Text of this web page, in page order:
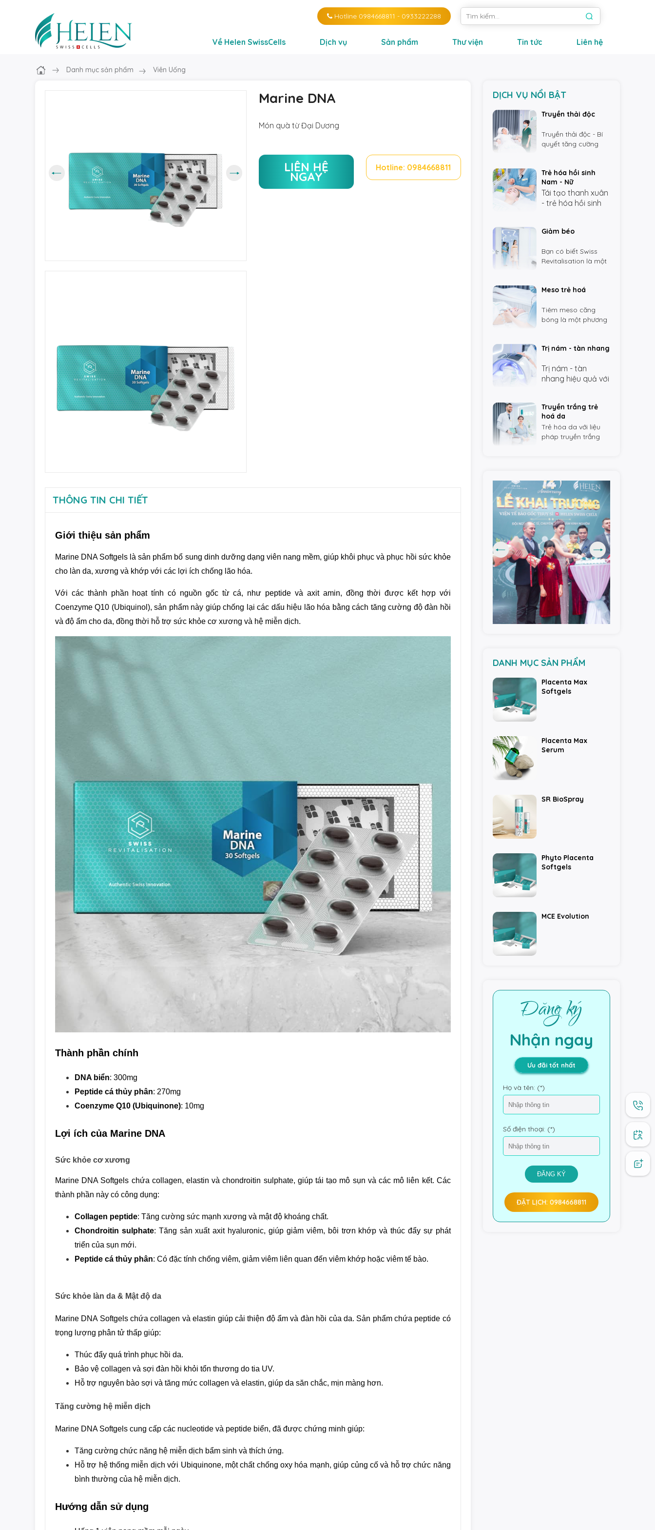
Hotline 0984668811 - 0933222288
Về Helen SwissCells Dịch vụ Sản phẩm Thư viện Tin tức Liên hệ
Danh mục sản phẩm Viên Uống
Marine DNA
Món quà từ Đại Dương
LIÊN HỆ
NGAY
Hotline: 0984668811
THÔNG TIN CHI TIẾT
Giới thiệu sản phẩm
Marine DNA Softgels là sản phẩm bổ sung dinh dưỡng dạng viên nang mềm, giúp khôi phục và phục hồi sức khỏe
cho làn da, xương và khớp với các lợi ích chống lão hóa.
Với các thành phần hoạt tính có nguồn gốc từ cá, như peptide và axit amin, đồng thời được kết hợp với
Coenzyme Q10 (Ubiquinol), sản phẩm này giúp chống lại các dấu hiệu lão hóa bằng cách tăng cường độ đàn hồi
và độ ẩm cho da, đồng thời hỗ trợ sức khỏe cơ xương và hệ miễn dịch.
Thành phần chính
DNA biển: 300mg
Peptide cá thủy phân: 270mg
Coenzyme Q10 (Ubiquinone): 10mg
Lợi ích của Marine DNA
Sức khỏe cơ xương
Marine DNA Softgels chứa collagen, elastin và chondroitin sulphate, giúp tái tạo mô sụn và các mô liên kết. Các
thành phần này có công dụng:
Collagen peptide: Tăng cường sức mạnh xương và mật độ khoáng chất.
Chondroitin sulphate: Tăng sản xuất axit hyaluronic, giúp giảm viêm, bôi trơn khớp và thúc đẩy sự phát
triển của sụn mới.
Peptide cá thủy phân: Có đặc tính chống viêm, giảm viêm liên quan đến viêm khớp hoặc viêm tế bào.
Sức khỏe làn da & Mật độ da
Marine DNA Softgels chứa collagen và elastin giúp cải thiện độ ẩm và đàn hồi của da. Sản phẩm chứa peptide có
trọng lượng phân tử thấp giúp:
Thúc đẩy quá trình phục hồi da.
Bảo vệ collagen và sợi đàn hồi khỏi tổn thương do tia UV.
Hỗ trợ nguyên bào sợi và tăng mức collagen và elastin, giúp da săn chắc, mịn màng hơn.
Tăng cường hệ miễn dịch
Marine DNA Softgels cung cấp các nucleotide và peptide biển, đã được chứng minh giúp:
Tăng cường chức năng hệ miễn dịch bẩm sinh và thích ứng.
Hỗ trợ hệ thống miễn dịch với Ubiquinone, một chất chống oxy hóa mạnh, giúp củng cố và hỗ trợ chức năng
bình thường của hệ miễn dịch.
Hướng dẫn sử dụng
DỊCH VỤ NỔI BẬT
Truyền thải độc
Truyền thải độc - Bí
quyết tăng cường
Trẻ hóa hồi sinh
Nam - Nữ
Tái tạo thanh xuân
- trẻ hóa hồi sinh
Giảm béo
Bạn có biết Swiss
Revitalisation là một
uống trắng da HOT
nay ?
Meso trẻ hoá
Tiêm meso căng
bóng là một phương
được sử dụng để cải
săn chắc của da.
Trị nám - tàn nhang
Trị nám - tàn
nhang hiệu quả với
Swiss Cells
Truyền trắng trẻ
hoá da
Trẻ hóa da với liệu
pháp truyền trắng
DANH MỤC SẢN PHẨM
Placenta Max
Softgels
Placenta Max
Serum
SR BioSpray
Phyto Placenta
Softgels
MCE Evolution
Nhận ngay
Ưu đãi tốt nhất
Họ và tên: (*)
Số điện thoại: (*)
ĐĂNG KÝ
ĐẶT LỊCH: 0984668811